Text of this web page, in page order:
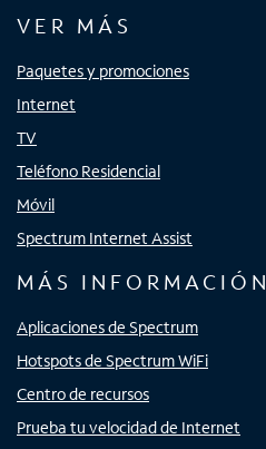
VER MÁS
Paquetes y promociones
Internet
TV
Teléfono Residencial
Móvil
Spectrum Internet Assist
MÁS INFORMACIÓN
Aplicaciones de Spectrum
Hotspots de Spectrum WiFi
Centro de recursos
Prueba tu velocidad de Internet